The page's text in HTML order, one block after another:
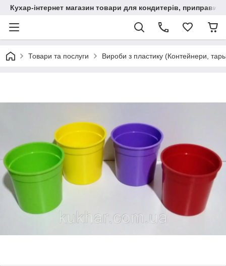
Кухар-інтернет магазин товари для кондитерів, приправи,
Товари та послуги Вироби з пластику (Контейнери,